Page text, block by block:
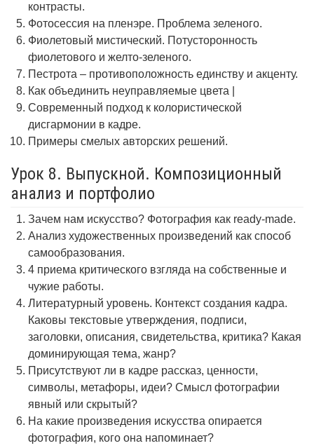
контрасты.
Фотосессия на пленэре. Проблема зеленого.
Фиолетовый мистический. Потусторонность
фиолетового и желто-зеленого.
Пестрота – противоположность единству и акценту.
Как объединить неуправляемые цвета |
Современный подход к колористической
дисгармонии в кадре.
Примеры смелых авторских решений.
Урок 8. Выпускной. Композиционный
анализ и портфолио
Зачем нам искусство? Фотография как ready-made.
Анализ художественных произведений как способ
самообразования.
4 приема критического взгляда на собственные и
чужие работы.
Литературный уровень. Контекст создания кадра.
Каковы текстовые утверждения, подписи,
заголовки, описания, свидетельства, критика? Какая
доминирующая тема, жанр?
Присутствуют ли в кадре рассказ, ценности,
символы, метафоры, идеи? Смысл фотографии
явный или скрытый?
На какие произведения искусства опирается
фотография, кого она напоминает?